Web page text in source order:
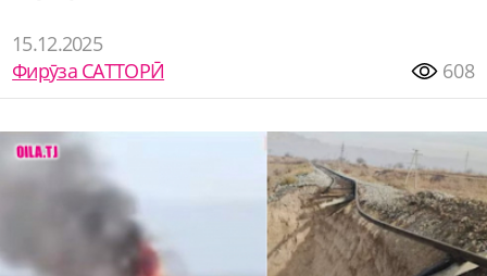
15.12.2025
Фирӯза САТТОРӢ
608